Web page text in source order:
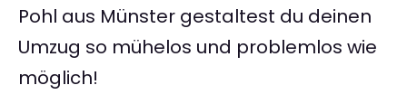
Pohl aus Münster gestaltest du deinen
Umzug so mühelos und problemlos wie
möglich!